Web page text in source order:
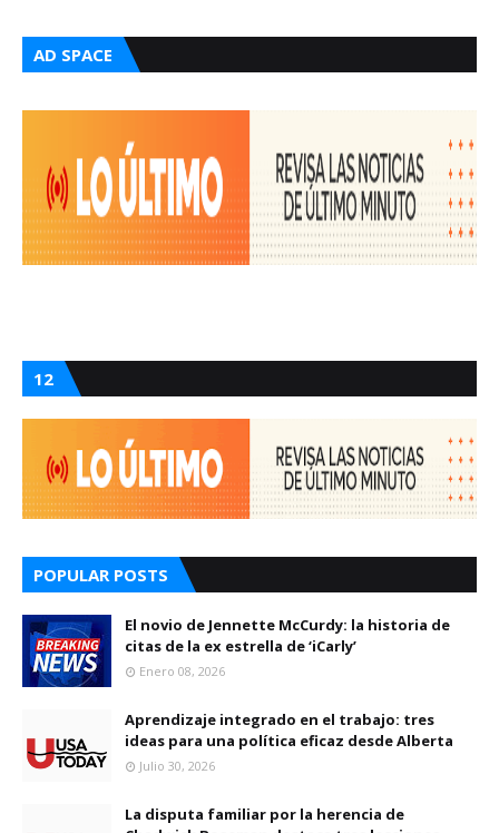
AD SPACE
12
POPULAR POSTS
El novio de Jennette McCurdy: la historia de
citas de la ex estrella de ‘iCarly’
Enero 08, 2026
Aprendizaje integrado en el trabajo: tres
ideas para una política eficaz desde Alberta
Julio 30, 2026
La disputa familiar por la herencia de